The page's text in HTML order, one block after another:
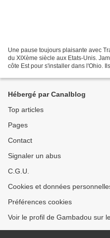
Une pause toujours plaisante avec
du XIXème siècle aux Etats-Unis.
côte Est pour s'installer dans l'Ohio.
Hébergé par Canalblog
Top articles
Pages
Contact
Signaler un abus
C.G.U.
Cookies et données
Préférences cookies
Voir le profil de Gambadou sur